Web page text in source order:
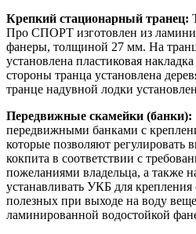
Крепкий стационарный транец:
Про СПОРТ изготовлен из
фанеры, толщиной 27 мм. На
установлена пластиковая
стороны транца установлена
транце надувной лодки
Передвижные скамейки (банки):
передвижными банками с
которые позволяют регулировать
кокпита в соответствии с
пожеланиями владельца, а также
устанавливать УКБ для
полезных при выходе на воду
ламинированной водостойкой